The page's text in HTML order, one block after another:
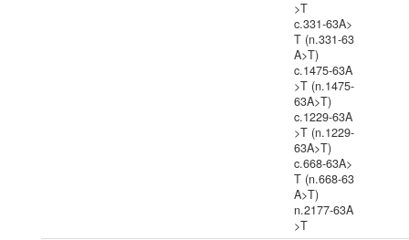
>T
c.331-63A>
T (n.331-63
A>T)
c.1475-63A
>T (n.1475-
63A>T)
c.1229-63A
>T (n.1229-
63A>T)
c.668-63A>
T (n.668-63
A>T)
n.2177-63A
>T